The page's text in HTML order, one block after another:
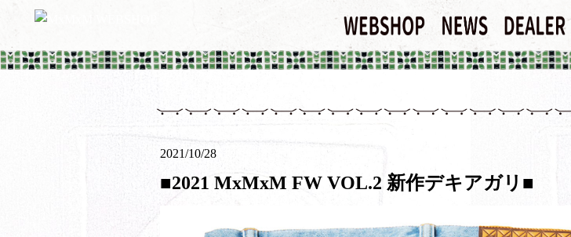
2021/10/28
■2021 MxMxM FW VOL.2 新作デキアガリ■